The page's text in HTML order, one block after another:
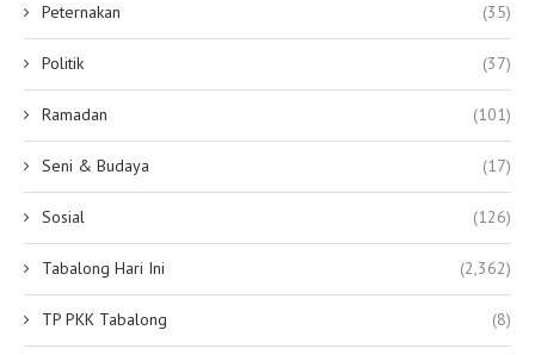
Peternakan (35)
Politik (37)
Ramadan (101)
Seni & Budaya (17)
Sosial (126)
Tabalong Hari Ini (2,362)
TP PKK Tabalong (8)